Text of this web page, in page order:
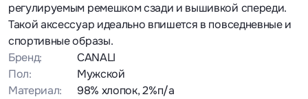
регулируемым ремешком сзади и вышивкой спереди.
Такой аксессуар идеально впишется в повседневные и
спортивные образы.
Бренд:
CANALI
Пол:
Мужской
Материал:
98% хлопок, 2%п/а